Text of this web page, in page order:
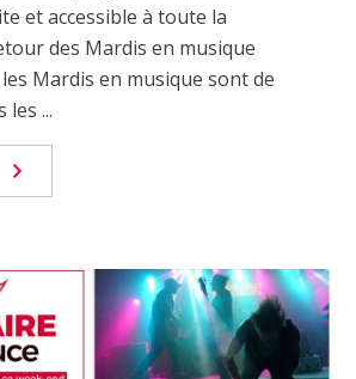
et accessible à toute la
des Mardis en musique
Mardis en musique sont de
...